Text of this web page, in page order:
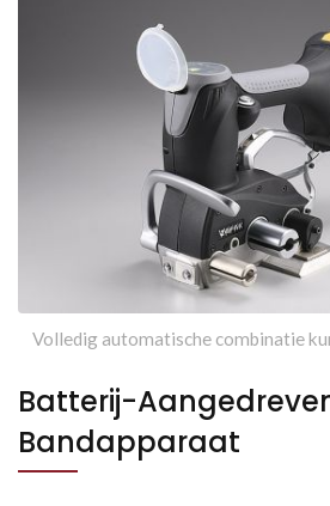
Volledig automatische combinatie
Batterij-
Bandapparaat